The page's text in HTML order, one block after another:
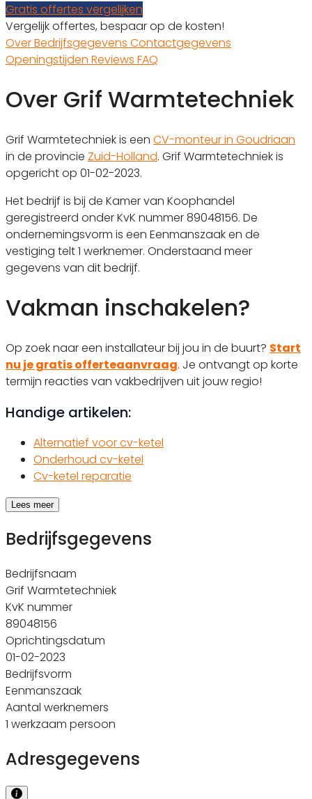
Gratis offertes vergelijken
Vergelijk offertes, bespaar op de kosten!
OverBedrijfsgegevens Contactgegevens
Openingstijden Reviews FAQ
Over Grif Warmtetechniek
Grif Warmtetechniek is een CV-monteur in Goudriaan
in de provincie Zuid-Holland. Grif Warmtetechniek is
opgericht op 01-02-2023.
Het bedrijf is bij de Kamer van Koophandel
geregistreerd onder KvK nummer 89048156. De
ondernemingsvorm is een Eenmanszaak en de
vestiging telt 1 werknemer. Onderstaand meer
gegevens van dit bedrijf.
Vakman inschakelen?
Op zoek naar een installateur bij jou in de buurt? Start
nu je gratis offerteaanvraag. Je ontvangt op korte
termijn reacties van vakbedrijven uit jouw regio!
Handige artikelen:
Alternatief voor cv-ketel
Onderhoud cv-ketel
Cv-ketel reparatie
Lees meer
Bedrijfsgegevens
Bedrijfsnaam
Grif Warmtetechniek
KvK nummer
89048156
Oprichtingsdatum
01-02-2023
Bedrijfsvorm
Eenmanszaak
Aantal werknemers
1 werkzaam persoon
Adresgegevens